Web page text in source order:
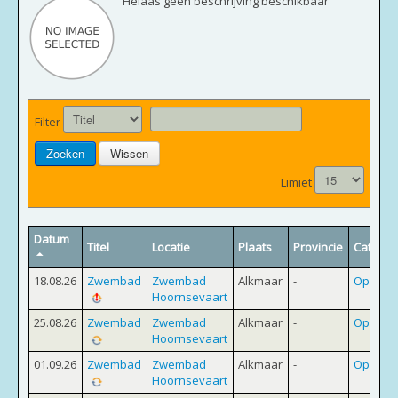
Filter
Zoeken Wissen
Limiet
Datum Titel Locatie Plaats Provincie
18.08.26 Zwembad
Zwembad
Hoornsevaart
Alkmaar -
25.08.26 Zwembad
Zwembad
Hoornsevaart
Alkmaar -
01.09.26 Zwembad
Zwembad
Hoornsevaart
Alkmaar -